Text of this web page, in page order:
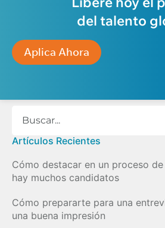
del talento
Aplica Ahora
Artículos Recientes
Cómo destacar en un proceso
hay muchos candidatos
Cómo prepararte para una
una buena impresión